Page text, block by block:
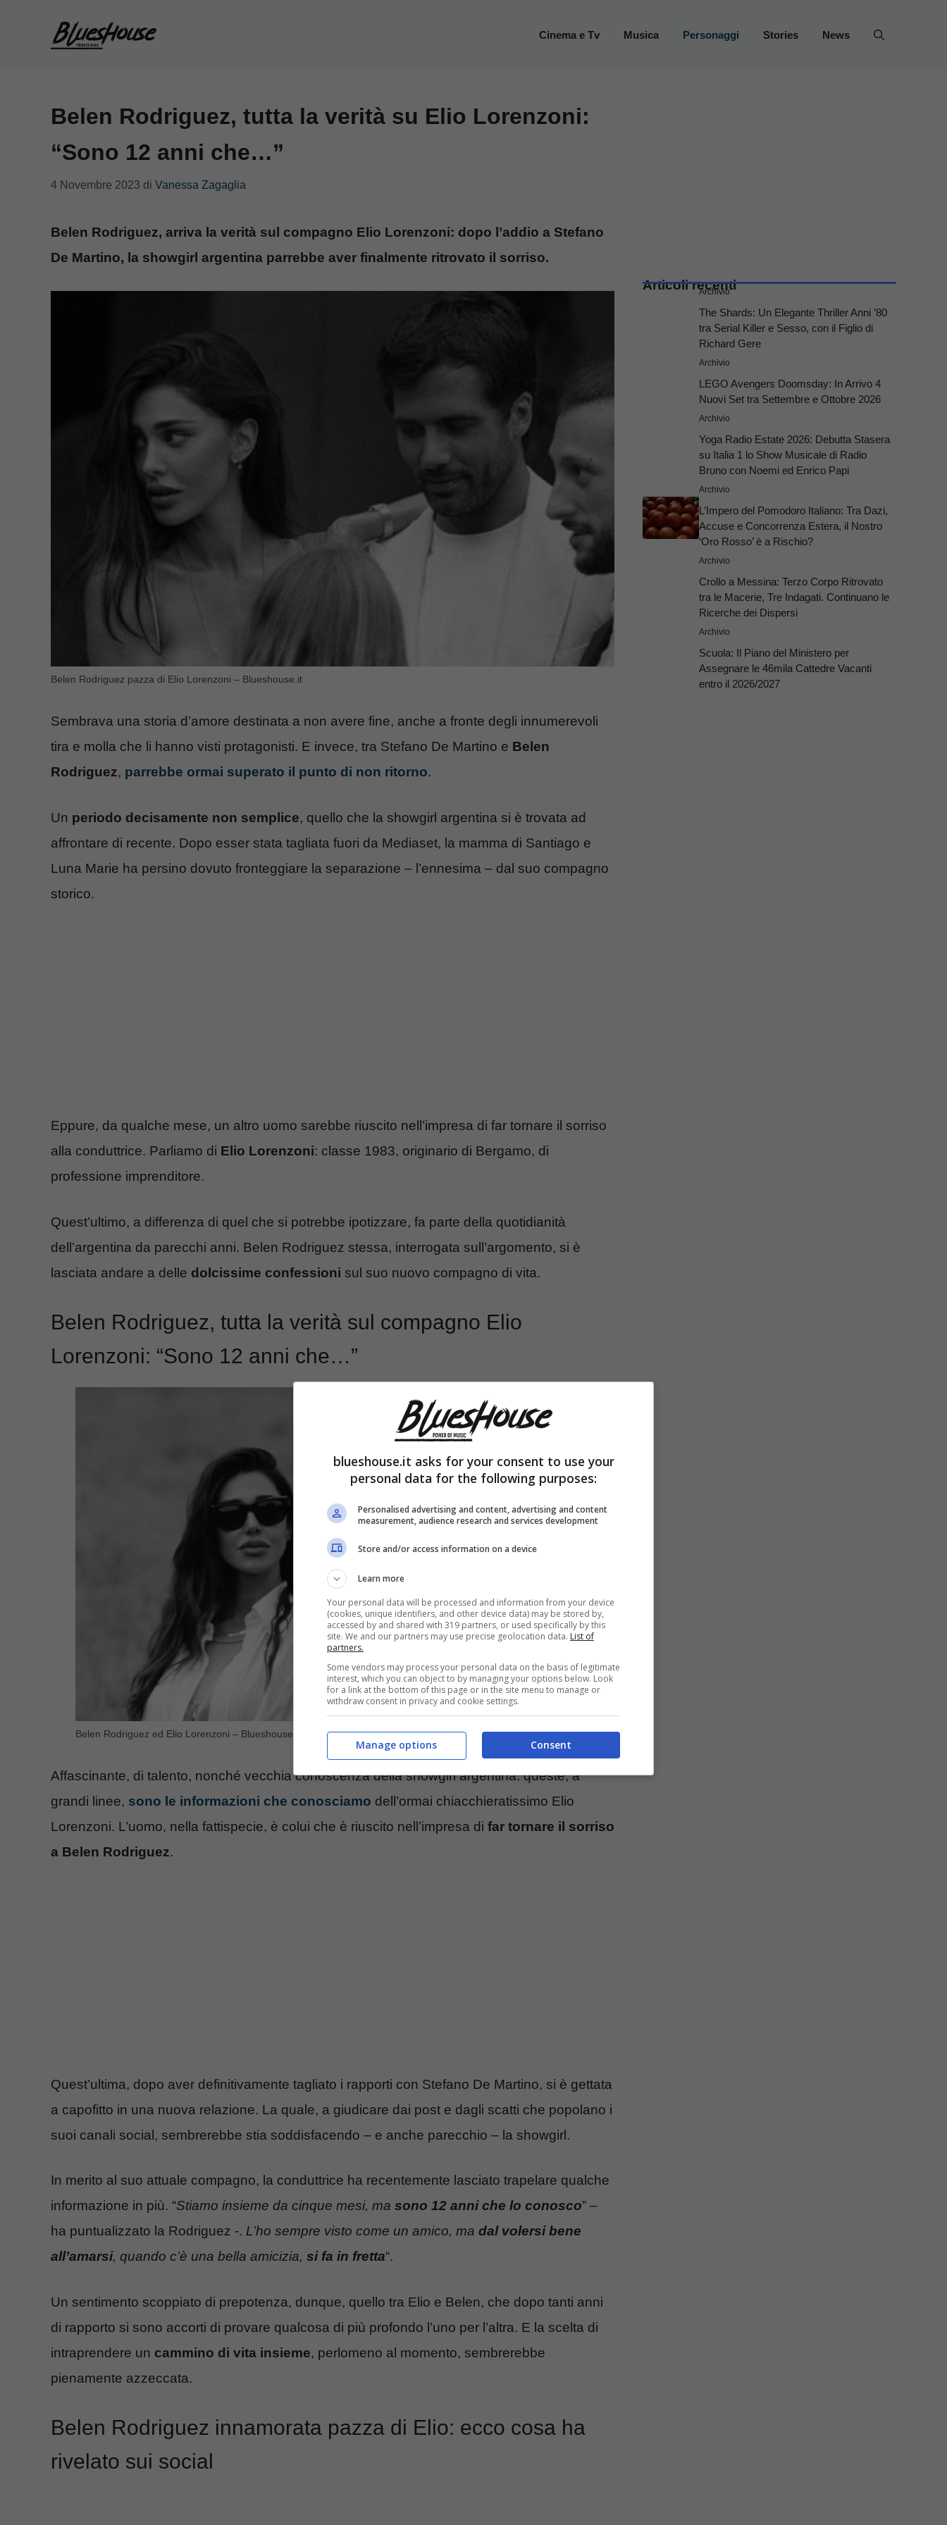
Cinema e Tv Musica Personaggi Stories News
Belen Rodriguez, tutta la verità su Elio Lorenzoni:
“Sono 12 anni che…”
4 Novembre 2023 di Vanessa Zagaglia
Belen Rodriguez, arriva la verità sul compagno Elio Lorenzoni: dopo l’addio a Stefano
De Martino, la showgirl argentina parrebbe aver finalmente ritrovato il sorriso.
Belen Rodriguez pazza di Elio Lorenzoni – Blueshouse.it
Sembrava una storia d’amore destinata a non avere fine, anche a fronte degli innumerevoli
tira e molla che li hanno visti protagonisti. E invece, tra Stefano De Martino e Belen
Rodriguez, parrebbe ormai superato il punto di non ritorno.
Un periodo decisamente non semplice, quello che la showgirl argentina si è trovata ad
affrontare di recente. Dopo esser stata tagliata fuori da Mediaset, la mamma di Santiago e
Luna Marie ha persino dovuto fronteggiare la separazione – l’ennesima – dal suo compagno
storico.
Eppure, da qualche mese, un altro uomo sarebbe riuscito nell’impresa di far tornare il sorriso
alla conduttrice. Parliamo di Elio Lorenzoni: classe 1983, originario di Bergamo, di
professione imprenditore.
Quest’ultimo, a differenza di quel che si potrebbe ipotizzare, fa parte della quotidianità
dell’argentina da parecchi anni. Belen Rodriguez stessa, interrogata sull’argomento, si è
lasciata andare a delle dolcissime confessioni sul suo nuovo compagno di vita.
Belen Rodriguez, tutta la verità sul compagno Elio
Lorenzoni: “Sono 12 anni che…”
Belen Rodriguez ed Elio Lorenzoni – Blueshouse.it
Affascinante, di talento, nonché vecchia conoscenza della showgirl argentina: queste, a
grandi linee, sono le informazioni che conosciamo dell’ormai chiacchieratissimo Elio
Lorenzoni. L’uomo, nella fattispecie, è colui che è riuscito nell’impresa di far tornare il sorriso
a Belen Rodriguez.
Quest’ultima, dopo aver definitivamente tagliato i rapporti con Stefano De Martino, si è gettata
a capofitto in una nuova relazione. La quale, a giudicare dai post e dagli scatti che popolano i
suoi canali social, sembrerebbe stia soddisfacendo – e anche parecchio – la showgirl.
In merito al suo attuale compagno, la conduttrice ha recentemente lasciato trapelare qualche
informazione in più. “Stiamo insieme da cinque mesi, ma sono 12 anni che lo conosco” –
ha puntualizzato la Rodriguez -. L’ho sempre visto come un amico, ma dal volersi bene
all’amarsi, quando c’è una bella amicizia, si fa in fretta“.
Un sentimento scoppiato di prepotenza, dunque, quello tra Elio e Belen, che dopo tanti anni
di rapporto si sono accorti di provare qualcosa di più profondo l’uno per l’altra. E la scelta di
intraprendere un cammino di vita insieme, perlomeno al momento, sembrerebbe
pienamente azzeccata.
Belen Rodriguez innamorata pazza di Elio: ecco cosa ha
rivelato sui social
Articoli recenti
Archivio
The Shards: Un Elegante Thriller Anni ’80
tra Serial Killer e Sesso, con il Figlio di
Richard Gere
Archivio
LEGO Avengers Doomsday: In Arrivo 4
Nuovi Set tra Settembre e Ottobre 2026
Archivio
Yoga Radio Estate 2026: Debutta Stasera
su Italia 1 lo Show Musicale di Radio
Bruno con Noemi ed Enrico Papi
Archivio
L’Impero del Pomodoro Italiano: Tra Dazi,
Accuse e Concorrenza Estera, il Nostro
‘Oro Rosso’ è a Rischio?
Archivio
Crollo a Messina: Terzo Corpo Ritrovato
tra le Macerie, Tre Indagati. Continuano le
Ricerche dei Dispersi
Archivio
Scuola: Il Piano del Ministero per
Assegnare le 46mila Cattedre Vacanti
entro il 2026/2027
blueshouse.it asks for your consent to use your
personal data for the following purposes:
Personalised advertising and content, advertising and content
measurement, audience research and services development
Store and/or access information on a device
Learn more
Your personal data will be processed and information from your device
(cookies, unique identifiers, and other device data) may be stored by,
accessed by and shared with 319 partners, or used specifically by this
site. We and our partners may use precise geolocation data. List of
partners.
Some vendors may process your personal data on the basis of legitimate
interest, which you can object to by managing your options below. Look
for a link at the bottom of this page or in the site menu to manage or
withdraw consent in privacy and cookie settings.
Consent
Manage options